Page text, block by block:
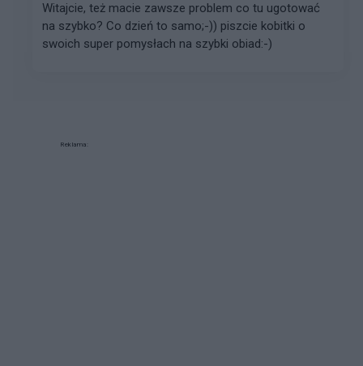
Witajcie, też macie zawsze problem co tu ugotować
na szybko? Co dzień to samo;-)) piszcie kobitki o
swoich super pomysłach na szybki obiad:-)
Reklama: